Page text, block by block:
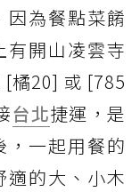
因為餐點菜餚
有開山凌雲寺
橘20] 或 [785
台北捷運，是
，一起用餐的
適的大、小木